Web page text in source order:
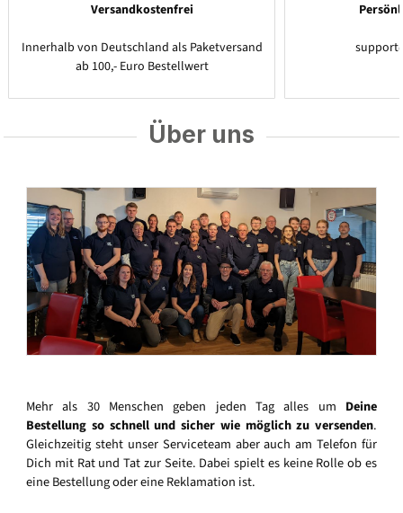
Versandkostenfrei
Innerhalb von Deutschland als Paketversand
ab 100,- Euro Bestellwert
Über uns
Mehr als 30 Menschen geben jeden Tag alles um Deine
Bestellung so schnell und sicher wie möglich zu versenden.
Gleichzeitig steht unser Serviceteam aber auch am Telefon für
Dich mit Rat und Tat zur Seite. Dabei spielt es keine Rolle ob es
eine Bestellung oder eine Reklamation ist.